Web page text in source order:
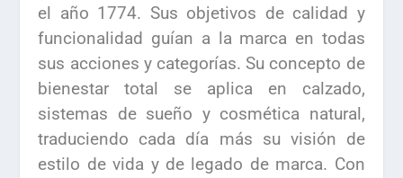
el año 1774. Sus objetivos de calidad y
funcionalidad guían a la marca en todas
sus acciones y categorías. Su concepto de
bienestar total se aplica en calzado,
sistemas de sueño y cosmética natural,
traduciendo cada día más su visión de
estilo de vida y de legado de marca. Con